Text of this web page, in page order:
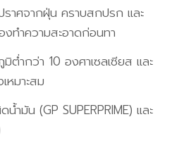
าศจากฝุ่น คราบสกปรก และ
ทำความสะอาดก่อนทา
ำกว่า 10 องศาเซลเซียส และ
หมาะสม
ำมัน (GP SUPERPRIME) และ